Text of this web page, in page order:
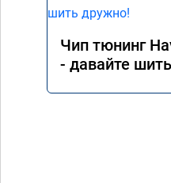
Чип тюнинг
- давайте